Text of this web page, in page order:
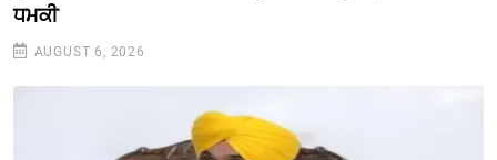
ਧਮਕੀ
AUGUST 6, 2026